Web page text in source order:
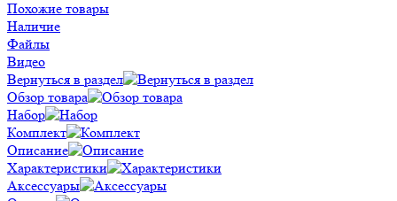
Похожие товары
Наличие
Файлы
Видео
Вернуться в раздел
Обзор товара
Набор
Комплект
Описание
Характеристики
Аксессуары